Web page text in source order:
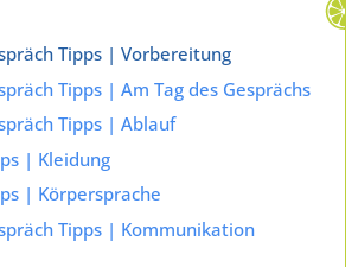
Tipps | Vorbereitung
Tipps | Am Tag des Gesprächs
Tipps | Ablauf
| Kleidung
| Körpersprache
Tipps | Kommunikation